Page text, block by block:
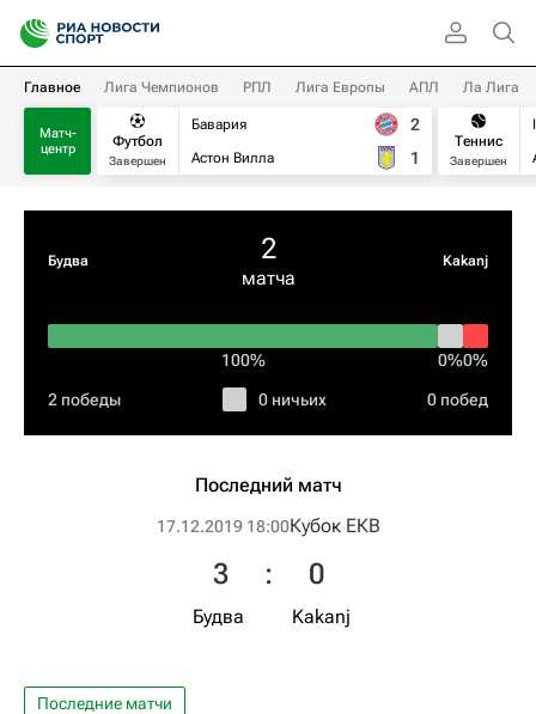
Главное Лига Чемпионов РПЛ Лига Европы АПЛ Ла Лига
Матч-
центр
Футбол
Завершен
Бавария
Астон Вилла
2
1
Теннис
Завершен
Будва 2
матча
Kakanj
100% 0%0%
2 победы 0 ничьих 0 побед
Последний матч
17.12.2019 18:00Кубок ЕКВ
Будва
3 : 0
Kakanj
Последние матчи